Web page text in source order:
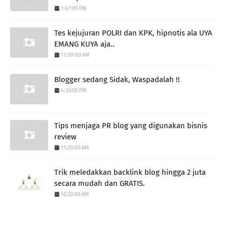
1:47:00 PM
Tes kejujuran POLRI dan KPK, hipnotis ala UYA
EMANG KUYA aja..
11:09:00 AM
Blogger sedang Sidak, Waspadalah !!
4:33:00 PM
Tips menjaga PR blog yang digunakan bisnis
review
11:20:00 AM
Trik meledakkan backlink blog hingga 2 juta
secara mudah dan GRATIS.
10:22:00 AM